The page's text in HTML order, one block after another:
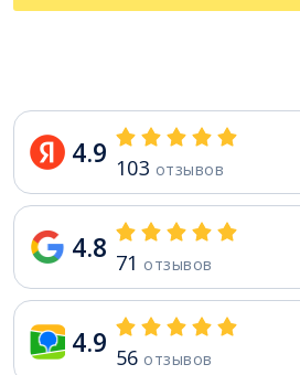
4.9 103 отзывов
4.8 71 отзывов
4.9 56 отзывов